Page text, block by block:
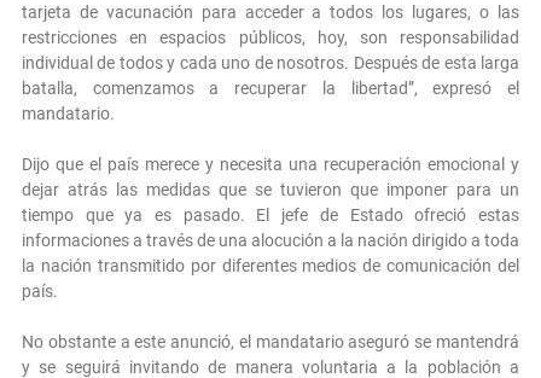
tarjeta de vacunación para acceder a todos los lugares, o las
restricciones en espacios públicos, hoy, son responsabilidad
individual de todos y cada uno de nosotros. Después de esta larga
batalla, comenzamos a recuperar la libertad”, expresó el
mandatario.
Dijo que el país merece y necesita una recuperación emocional y
dejar atrás las medidas que se tuvieron que imponer para un
tiempo que ya es pasado. El jefe de Estado ofreció estas
informaciones a través de una alocución a la nación dirigido a toda
la nación transmitido por diferentes medios de comunicación del
país.
No obstante a este anunció, el mandatario aseguró se mantendrá
y se seguirá invitando de manera voluntaria a la población a